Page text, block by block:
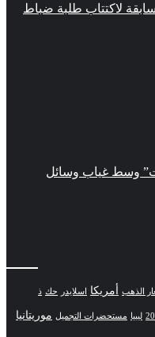
لاكتتاب طلبة ضباط
وسط غياب وسائل
الذهب أمريكا اسلايدر حك ذ
ليبيا مستحضرات التجميل موريتانيا